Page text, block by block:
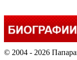
© 2004 - 2026